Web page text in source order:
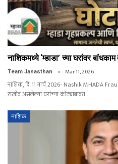
नाशिकमध्ये ‘म्हाडा’ च्या घरांवर
Team Janasthan Mar 11, 2026
नाशिक, दि. 11 मार्च 2026- Nashik MHADA
राखीव असलेल्या घरांच्या कोट्याबाबत…
नाशिक